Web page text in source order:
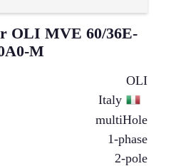
OLI MVE 60/36E-
M
OLI
Italy
multiHole
1-phase
2-pole